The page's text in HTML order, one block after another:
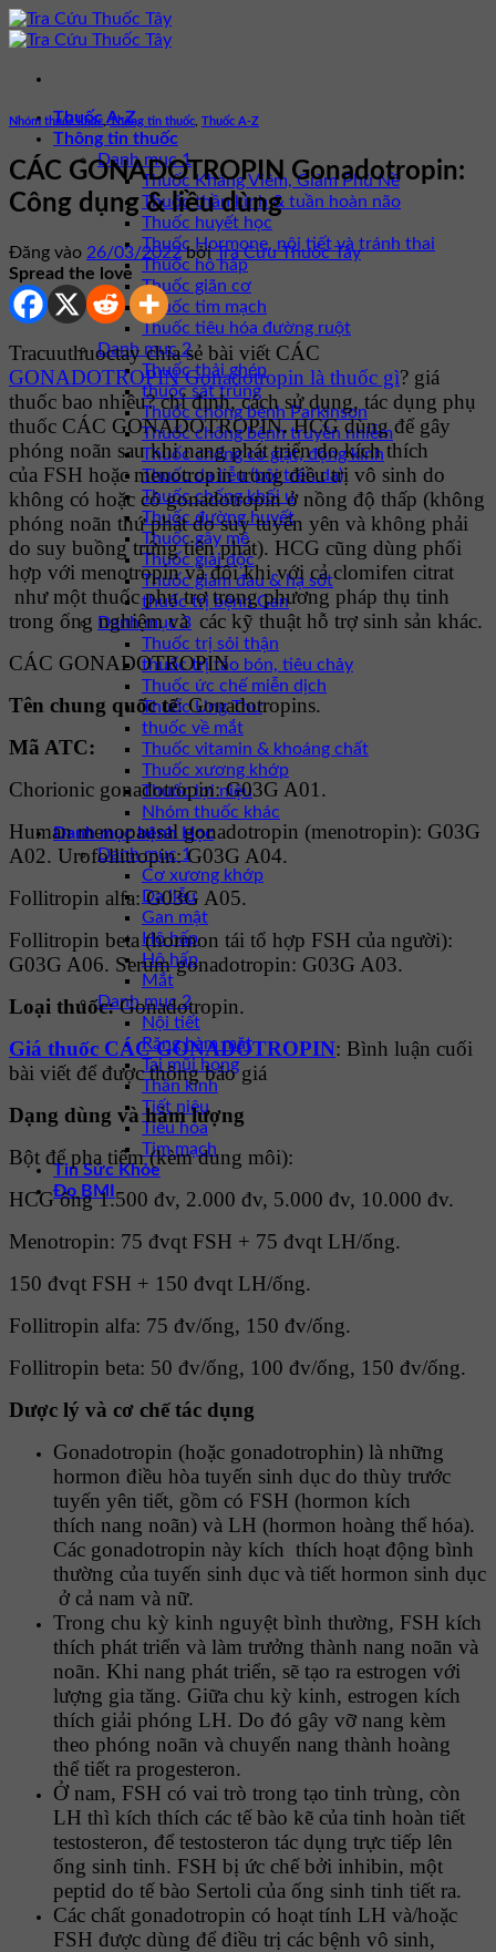
Bỏ
qua
dung
Thuốc A-Z
Thông tin thuốc
Danh mục 1
Thuốc Kháng Viêm, Giảm Phù Nề
Thuốc thần kinh & tuần hoàn não
Thuốc huyết học
Thuốc Hormone, nội tiết và tránh thai
Thuốc hô hấp
Thuốc giãn cơ
Thuốc tim mạch
Thuốc tiêu hóa đường ruột
Danh mục 2
Thuốc thải ghép
thuốc sát trùng
Thuốc chống bệnh Parkinson
Thuốc chống bệnh truyền nhiễm
Thuốc chống co giật, động kinh
Thuốc da liễu (bôi trên da)
Thuốc chống khối u
Thuốc đường huyết
Thuốc gây mê
Thuốc giải độc
Thuốc giảm đau & hạ sốt
thuốc trị bệnh Gan
Danh mục 3
Thuốc trị sỏi thận
thuốc trị táo bón, tiêu chảy
Thuốc ức chế miễn dịch
Thuốc Ung Thư
thuốc về mắt
Thuốc vitamin & khoáng chất
Thuốc xương khớp
Thuốc lợi niệu
Nhóm thuốc khác
Danh mục bệnh Học
Danh mục 1
Cơ xương khớp
Da liễu
Gan mật
Hô hấp
Hô hấp
Mắt
Danh mục 2
Nội tiết
Răng hàm mặt
Tai mũi họng
Thần kinh
Tiết niệu
Tiêu hóa
Tim mạch
Tin Sức Khỏe
Đo BMI
Nhóm thuốc khác ,Thông tin thuốc Thuốc A-Z
CÁC GONADOTROPIN Gonadotropin:
Công dụng & liều dùng
Đăng vào 26/03/2022 bởiTra Cứu Thuốc Tây
Spread the love
Tracuuthuoctay chia sẻ bài viết CÁC
GONADOTROPIN Gonadotropin là thuốc gì? giá
thuốc bao nhiêu? chỉ định, cách sử dụng, tác dụng phụ
thuốc CÁC GONADOTROPIN.HCG dùng để gây
phóng noãn sau khi nang phát triển do kích thích
của FSH hoặc menotropin trong điều trị vô sinh do
không có hoặc có gonadotropin ở nồng độ thấp (không
phóng noãn thứ phát do suy tuyến yên và không phải
do suy buồng trứng tiên phát). HCG cũng dùng phối
hợp với menotropin và đôi khi với cả clomifen citrat
như một thuốc phụ trợ trong phương pháp thụ tinh
trong ống nghiệm và các kỹ thuật hỗ trợ sinh sản khác.
CÁC GONADOTROPIN
Tên chung quốc tế: Gonadotropins.
Mã ATC:
Chorionic gonadotropin: G03G A01.
Human menopausal gonadotropin (menotropin): G03G
A02. Urofollitropin: G03G A04.
Follitropin alfa: G03G A05.
Follitropin beta (hormon tái tổ hợp FSH của người):
G03G A06. Serum gonadotropin: G03G A03.
Loại thuốc:Gonadotropin.
Giá thuốc CÁC GONADOTROPIN: Bình luận cuối
bài viết để được thông báo giá
Dạng dùng và hàm lượng
Bột để pha tiêm (kèm dung môi):
HCG ống 1.500 đv, 2.000 đv, 5.000 đv, 10.000 đv.
Menotropin: 75 đvqt FSH + 75 đvqt LH/ống.
150 đvqt FSH + 150 đvqt LH/ống.
Follitropin alfa: 75 đv/ống, 150 đv/ống.
Follitropin beta: 50 đv/ống, 100 đv/ống, 150 đv/ống.
Dược lý và cơ chế tác dụng
Gonadotropin (hoặc gonadotrophin) là những
hormon điều hòa tuyến sinh dục do thùy trước
tuyến yên tiết, gồm có FSH (hormon kích
thích nang noãn) và LH (hormon hoàng thể hóa).
Các gonadotropin này kích thích hoạt động bình
thường của tuyến sinh dục và tiết hormon sinh dục
ở cả nam và nữ.
Trong chu kỳ kinh nguyệt bình thường, FSH kích
thích phát triển và làm trưởng thành nang noãn và
noãn. Khi nang phát triển, sẽ tạo ra estrogen với
lượng gia tăng. Giữa chu kỳ kinh, estrogen kích
thích giải phóng LH. Do đó gây vỡ nang kèm
theo phóng noãn và chuyển nang thành hoàng
thể tiết ra progesteron.
Ở nam, FSH có vai trò trong tạo tinh trùng, còn
LH thì kích thích các tế bào kẽ của tinh hoàn tiết
testosteron, để testosteron tác dụng trực tiếp lên
ống sinh tinh. FSH bị ức chế bởi inhibin, một
peptid do tế bào Sertoli của ống sinh tinh tiết ra.
Các chất gonadotropin có hoạt tính LH và/hoặc
FSH được dùng để điều trị các bệnh vô sinh,